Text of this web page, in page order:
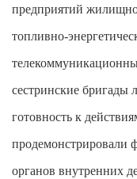
предприятий
топливно-
сестринские бригады
готовность к
продемонстрировали
органов внутренних